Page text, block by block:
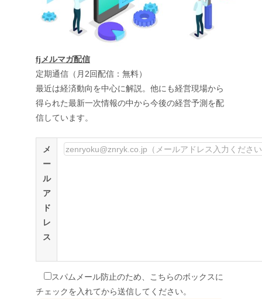
fjメルマガ配信
定期通信（月2回配信：無料）
最近は経済動向を中心に解説。他にも経営現場から
得られた最新一次情報の中から今後の経営予測を配
信しています。
メ
ー
ル
ア
ド
レ
ス
スパムメール防止のため、こちらのボックスに
チェックを入れてから送信してください。